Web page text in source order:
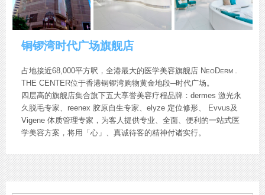
铜锣湾时代广场旗舰店
占地接近68,000平方呎，全港最大的医学美容旗舰店 NEODERM．
THE CENTER位于香港铜锣湾购物黄金地段─时代广场。
四层高的旗舰店集合旗下五大享誉美容疗程品牌：dermes 激光永
久脱毛专家、reenex 胶原自生专家、elyze 定位修形、 Evvus及
Vigene 体质管理专家，为客人提供专业、全面、便利的一站式医
学美容方案，将用「心」、真诚待客的精神付诸实行。